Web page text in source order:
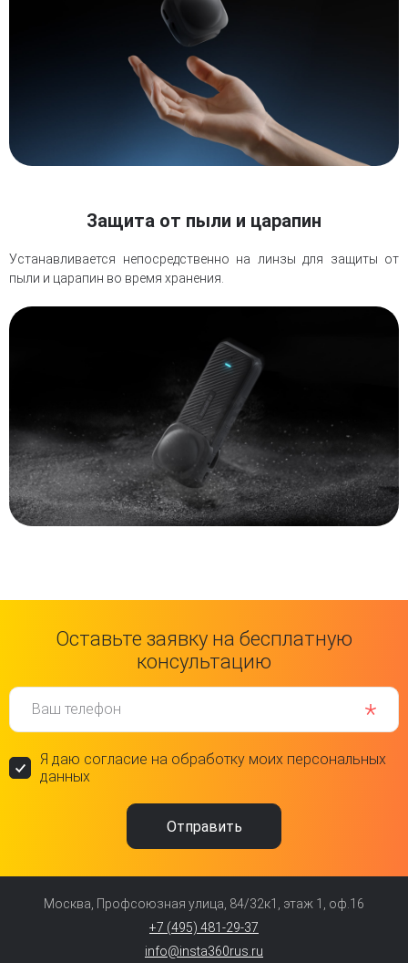
Защита от пыли и царапин
Устанавливается непосредственно на линзы для защиты от
пыли и царапин во время хранения.
Оставьте заявку на бесплатную
консультацию
Ваш телефон
Я даю согласие на обработку моих персональных
данных
Москва, Профсоюзная улица, 84/32к1, этаж 1, оф.16
+7 (495) 481-29-37
info@insta360rus.ru